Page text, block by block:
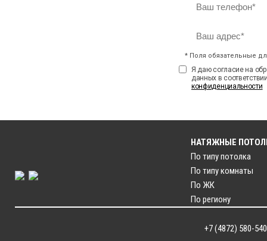
* Поля обязательные
Я даю согласие на
данных в
конфиденциальности
НАТЯЖНЫЕ
По типу потолка
По типу комнаты
По ЖК
По региону
+7 (4872) 580-540